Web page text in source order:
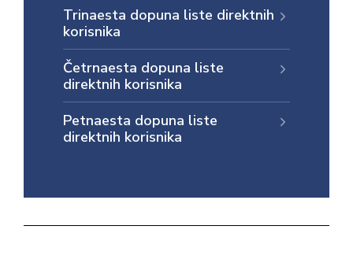
Trinaesta dopuna liste direktnih
korisnika
Četrnaesta dopuna liste
direktnih korisnika
Petnaesta dopuna liste
direktnih korisnika